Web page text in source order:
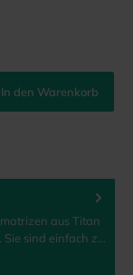
In den Warenkorb
aus Titan
sind einfach z…